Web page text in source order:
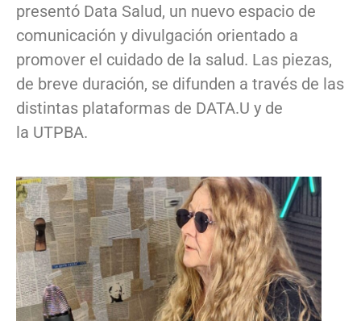
presentó Data Salud, un nuevo espacio de
comunicación y divulgación orientado a
promover el cuidado de la salud. Las piezas,
de breve duración, se difunden a través de las
distintas plataformas de DATA.U y de
la UTPBA.